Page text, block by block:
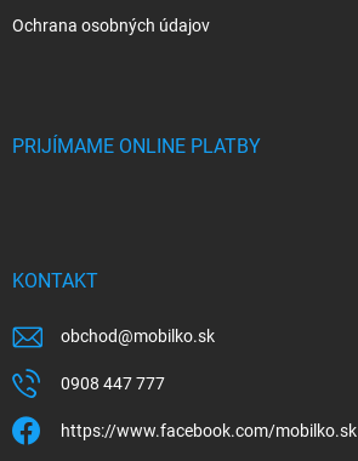
Ochrana osobných údajov
PRIJÍMAME ONLINE PLATBY
KONTAKT
obchod@mobilko.sk
0908 447 777
https://www.facebook.com/mobilko.sk